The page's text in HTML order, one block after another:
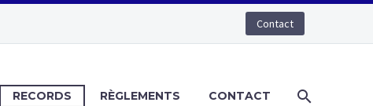
Contact
RECORDS RÈGLEMENTS CONTACT